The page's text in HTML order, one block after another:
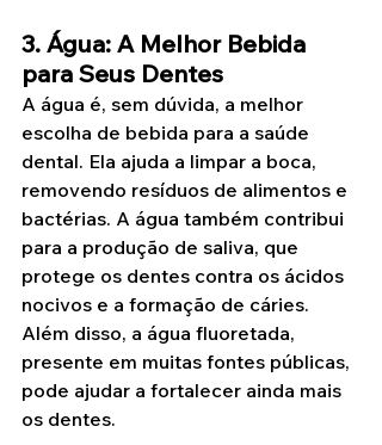
3. Água: A Melhor Bebida
para Seus Dentes
A água é, sem dúvida, a melhor
escolha de bebida para a saúde
dental. Ela ajuda a limpar a boca,
removendo resíduos de alimentos e
bactérias. A água também contribui
para a produção de saliva, que
protege os dentes contra os ácidos
nocivos e a formação de cáries.
Além disso, a água fluoretada,
presente em muitas fontes públicas,
pode ajudar a fortalecer ainda mais
os dentes.